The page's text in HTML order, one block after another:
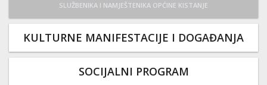
SLUŽBENIKA I NAMJEŠTENIKA OPĆINE KISTANJE
KULTURNE MANIFESTACIJE I DOGAĐANJA
SOCIJALNI PROGRAM